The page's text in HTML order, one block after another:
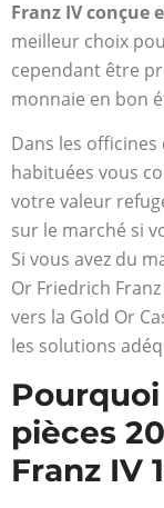
Franz IV conçue
meilleur choix
cependant être
monnaie en bon
Dans les officines
habituées vous
votre valeur
sur le marché si
Si vous avez du
Or Friedrich
vers la Gold Or
les solutions
pièces
Franz IV